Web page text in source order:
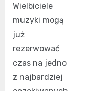
Wielbiciele
muzyki mogą
już
rezerwować
czas na jedno
z najbardziej